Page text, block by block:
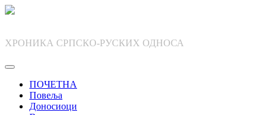
Skip
ХРОНИКА СРПСКО-РУСКИХ ОДНОСА
ПОЧЕТНА
Повеља
Доносиоци